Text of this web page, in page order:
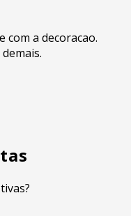
com a decoracao.